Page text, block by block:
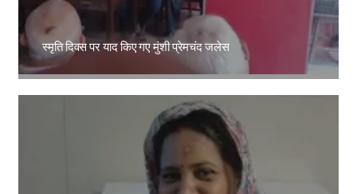
स्मृति दिवस पर याद किए गए मुंशी प्रेमचंद जलेस